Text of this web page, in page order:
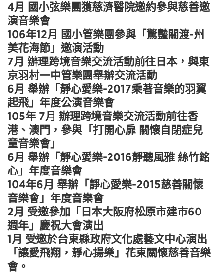
4月 國小弦樂團獲慈濟醫院邀約參與慈善邀
演音樂會
106年12月 國小管樂團參與「驚豔關渡-州
美花海節」邀演活動
7月 辦理跨境音樂交流活動前往日本，與東
京羽村一中管樂團舉辦交流活動
6月 舉辦「靜心愛樂-2017乘著音樂的羽翼
起飛」年度公演音樂會
105年 7月 辦理跨境音樂交流活動前往香
港、澳門，參與「打開心扉 關懷自閉症兒
童音樂會」
6月 舉辦「靜心愛樂-2016靜聽風雅 絲竹銘
心」年度音樂會
104年6月 舉辦「靜心愛樂-2015慈善關懷
音樂會」年度音樂會
2月 受邀參加「日本大阪府松原市建市60
週年」慶祝大會演出
1月 受邀於台東縣政府文化處藝文中心演出
「讓愛飛翔，靜心揚樂」花東關懷慈善音樂
會。